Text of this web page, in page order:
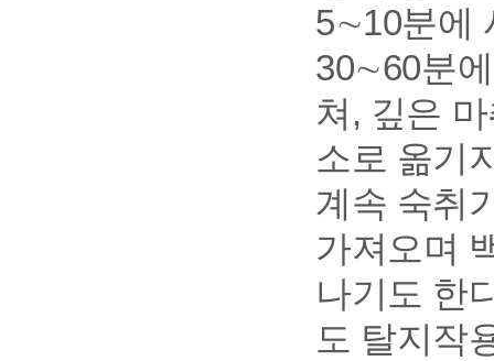
5∼10분에
30∼60분
쳐, 깊은
소로 옮기
계속 숙취
가져오며
나기도 한
도 탈지작